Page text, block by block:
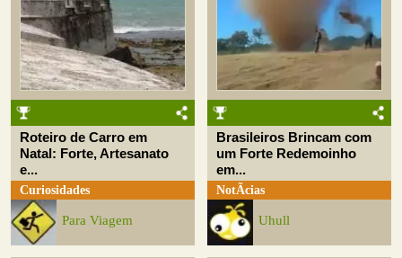
Roteiro de Carro em
Natal: Forte, Artesanato
e...
Curiosidades
Para Viagem
Brasileiros Brincam com
um Forte Redemoinho
em...
NotÃ­cias
Uhull